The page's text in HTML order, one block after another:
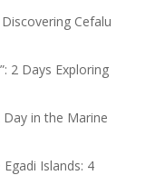
Discovering Cefalu
2 Days Exploring
in the Marine
Islands: 4